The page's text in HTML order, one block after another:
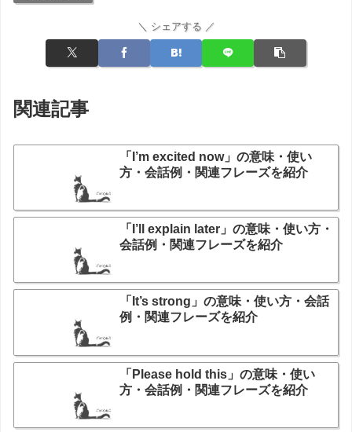
＼ シェアする ／
関連記事
「I’m excited now」の意味・使い
方・会話例・関連フレーズを紹介
「I’ll explain later」の意味・使い方・
会話例・関連フレーズを紹介
「It’s strong」の意味・使い方・会話
例・関連フレーズを紹介
「Please hold this」の意味・使い
方・会話例・関連フレーズを紹介